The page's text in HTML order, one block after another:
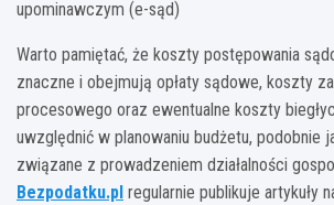
upominawczym (e-sąd)
Warto pamiętać, że koszty postępowania
znaczne i obejmują opłaty sądowe, koszty
procesowego oraz ewentualne koszty
uwzględnić w planowaniu budżetu, podobnie
związane z prowadzeniem działalności
Bezpodatku.pl regularnie publikuje artykuły